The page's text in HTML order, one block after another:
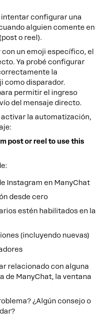
intentar configurar una
alguien comente en
o reel).
un emoji específico, el
Ya probé configurar
la
como disparador.
permitir el ingreso
del mensaje directo.
la automatización,
post or reel to use this
Instagram en ManyChat
desde cero
estén habilitados en la
(incluyendo nuevas)
relacionado con alguna
de ManyChat, la ventana
¿Algún consejo o